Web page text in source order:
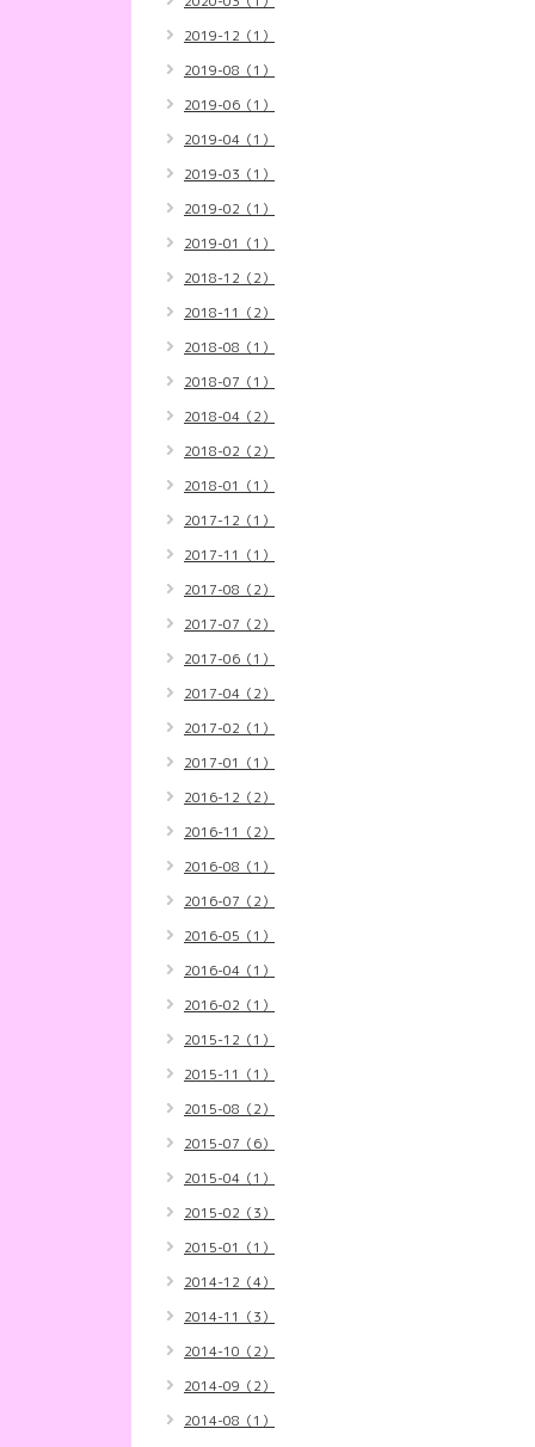
2019-12（1）
2019-08（1）
2019-06（1）
2019-04（1）
2019-03（1）
2019-02（1）
2019-01（1）
2018-12（2）
2018-11（2）
2018-08（1）
2018-07（1）
2018-04（2）
2018-02（2）
2018-01（1）
2017-12（1）
2017-11（1）
2017-08（2）
2017-07（2）
2017-06（1）
2017-04（2）
2017-02（1）
2017-01（1）
2016-12（2）
2016-11（2）
2016-08（1）
2016-07（2）
2016-05（1）
2016-04（1）
2016-02（1）
2015-12（1）
2015-11（1）
2015-08（2）
2015-07（6）
2015-04（1）
2015-02（3）
2015-01（1）
2014-12（4）
2014-11（3）
2014-10（2）
2014-09（2）
2014-08（1）